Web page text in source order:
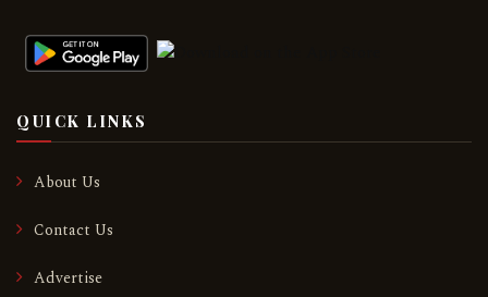
QUICK LINKS
About Us
Contact Us
Advertise